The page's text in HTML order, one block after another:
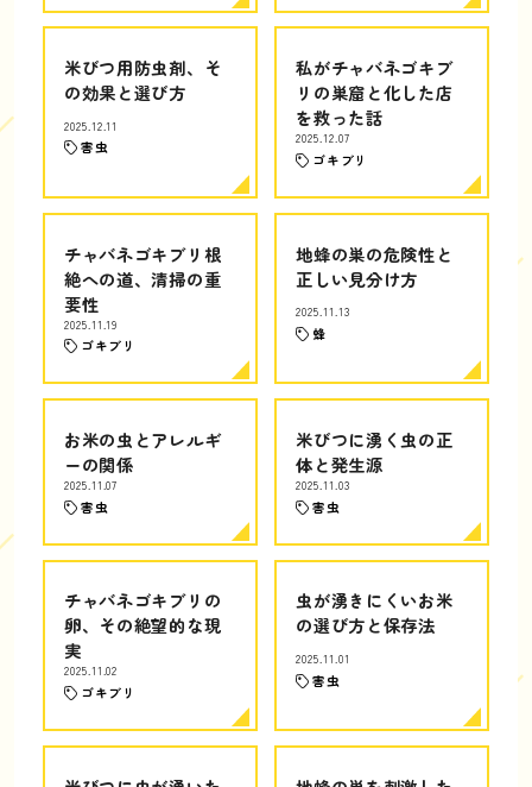
米びつ用防虫剤、そ
の効果と選び方
2025.12.11
害虫
私がチャバネゴキブ
リの巣窟と化した店
を救った話
2025.12.07
ゴキブリ
チャバネゴキブリ根
絶への道、清掃の重
要性
2025.11.19
ゴキブリ
地蜂の巣の危険性と
正しい見分け方
2025.11.13
蜂
お米の虫とアレルギ
ーの関係
2025.11.07
害虫
米びつに湧く虫の正
体と発生源
2025.11.03
害虫
チャバネゴキブリの
卵、その絶望的な現
実
2025.11.02
ゴキブリ
虫が湧きにくいお米
の選び方と保存法
2025.11.01
害虫